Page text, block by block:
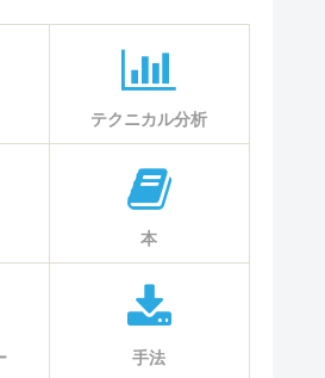
テクニカル分析
本
手法